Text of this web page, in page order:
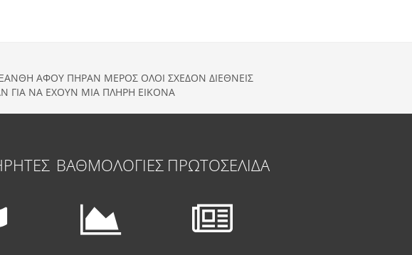
ΑΦΟΥ ΠΗΡΑΝ ΜΕΡΟΣ ΟΛΟΙ ΣΧΕΔΟΝ ΔΙΕΘΝΕΙΣ
ΓΙΑ ΝΑ ΕΧΟΥΝ ΜΙΑ ΠΛΗΡΗ ΕΙΚΟΝΑ
ΒΑΘΜΟΛΟΓΙΕΣ ΠΡΩΤΟΣΕΛΙΔΑ